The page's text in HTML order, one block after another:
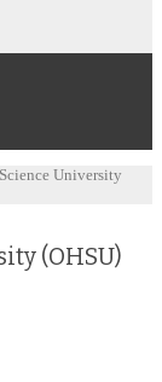
University
(OHSU)